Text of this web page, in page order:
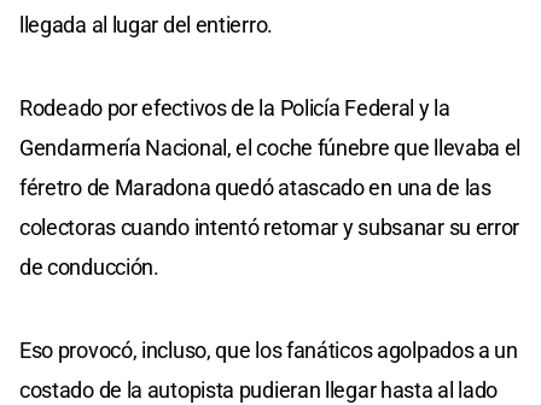
llegada al lugar del entierro.
Rodeado por efectivos de la Policía Federal y la
Gendarmería Nacional, el coche fúnebre que llevaba el
féretro de Maradona quedó atascado en una de las
colectoras cuando intentó retomar y subsanar su error
de conducción.
Eso provocó, incluso, que los fanáticos agolpados a un
costado de la autopista pudieran llegar hasta al lado